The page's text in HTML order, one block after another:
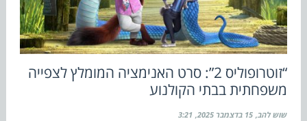
“זוטרופוליס 2”: סרט האנימציה המומלץ לצפייה
משפחתית בבתי הקולנוע
שוש להב 15 בדצמבר 2025 3:21